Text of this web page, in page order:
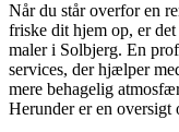
Når du står overfor en
friske dit hjem op, er
maler i Solbjerg. En
services, der hjælper
mere behagelig
Herunder er en oversigt